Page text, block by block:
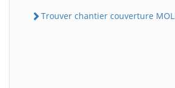
Trouver chantier couverture